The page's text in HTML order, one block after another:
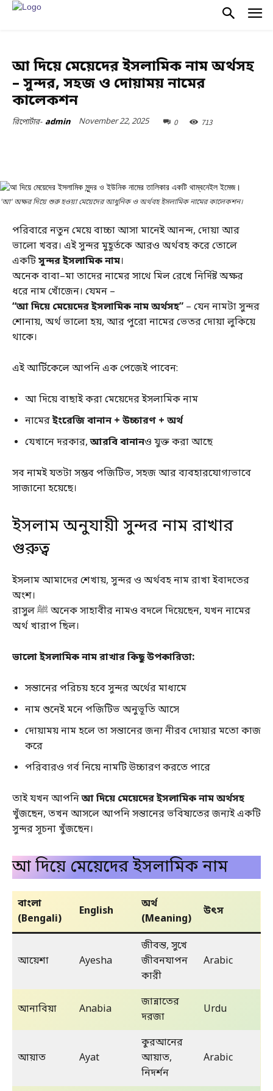
আ দিয়ে মেয়েদের ইসলামিক নাম অর্থসহ
– সুন্দর, সহজ ও দোয়াময় নামের
কালেকশন
রিপোর্টার- admin November 22, 2025 0 713
'আ' অক্ষর দিয়ে শুরু হওয়া মেয়েদের আধুনিক ও অর্থবহ ইসলামিক নামের কালেকশন।
পরিবারে নতুন মেয়ে বাচ্চা আসা মানেই আনন্দ, দোয়া আর
ভালো খবর। এই সুন্দর মুহূর্তকে আরও অর্থবহ করে তোলে
একটিসুন্দর ইসলামিক নাম।
অনেক বাবা–মা তাদের নামের সাথে মিল রেখে নির্দিষ্ট অক্ষর
ধরে নাম খোঁজেন। যেমন –
“আ দিয়ে মেয়েদের ইসলামিক নাম অর্থসহ” – যেন নামটা সুন্দর
শোনায়, অর্থ ভালো হয়, আর পুরো নামের ভেতর দোয়া লুকিয়ে
থাকে।
এই আর্টিকেলে আপনি এক পেজেই পাবেন:
আ দিয়ে বাছাই করা মেয়েদের ইসলামিক নাম
নামেরইংরেজি বানান + উচ্চারণ + অর্থ
যেখানে দরকার,আরবি বানানও যুক্ত করা আছে
সব নামই যতটা সম্ভব পজিটিভ, সহজ আর ব্যবহারযোগ্যভাবে
সাজানো হয়েছে।
ইসলাম অনুযায়ী সুন্দর নাম রাখার
গুরুত্ব
ইসলাম আমাদের শেখায়, সুন্দর ও অর্থবহ নাম রাখা ইবাদতের
অংশ।
রাসুল ﷺ অনেক সাহাবীর নামও বদলে দিয়েছেন, যখন নামের
অর্থ খারাপ ছিল।
ভালো ইসলামিক নাম রাখার কিছু উপকারিতা:
সন্তানের পরিচয় হবে সুন্দর অর্থের মাধ্যমে
নাম শুনেই মনে পজিটিভ অনুভূতি আসে
দোয়াময় নাম হলে তা সন্তানের জন্য নীরব দোয়ার মতো কাজ
করে
পরিবারও গর্ব নিয়ে নামটি উচ্চারণ করতে পারে
তাই যখন আপনিআ দিয়ে মেয়েদের ইসলামিক নাম অর্থসহ
খুঁজছেন, তখন আসলে আপনি সন্তানের ভবিষ্যতের জন্যই একটি
সুন্দর সূচনা খুঁজছেন।
আ দিয়ে মেয়েদের ইসলামিক নাম
বাংলা
(Bengali)
English
অর্থ
(Meaning)
উৎস
আয়েশা Ayesha
জীবন্ত, সুখে
জীবনযাপন
কারী
Arabic
আনাবিয়া Anabia
জান্নাতের
দরজা
Urdu
আয়াত Ayat
কুরআনের
আয়াত,
নিদর্শন
Arabic